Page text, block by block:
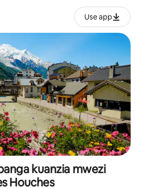
Use app
kuanzia mwezi
Houches